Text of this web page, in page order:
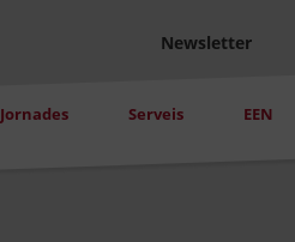
Newsletter
Jornades Serveis EEN